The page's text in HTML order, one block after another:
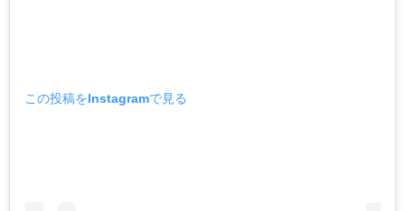
この投稿をInstagramで見る